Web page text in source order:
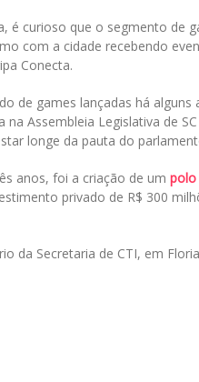
é curioso que o segmento de
com a cidade recebendo
Conecta.
de games lançadas há alguns
Assembleia Legislativa de
longe da pauta do
anos, foi a criação de um polo
privado de R$ 300
da Secretaria de CTI, em